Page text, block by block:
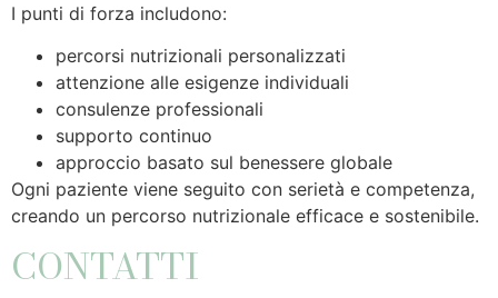
I punti di forza includono:
percorsi nutrizionali personalizzati
attenzione alle esigenze individuali
consulenze professionali
supporto continuo
approccio basato sul benessere globale
Ogni paziente viene seguito con serietà e competenza,
creando un percorso nutrizionale efficace e sostenibile.
CONTATTI